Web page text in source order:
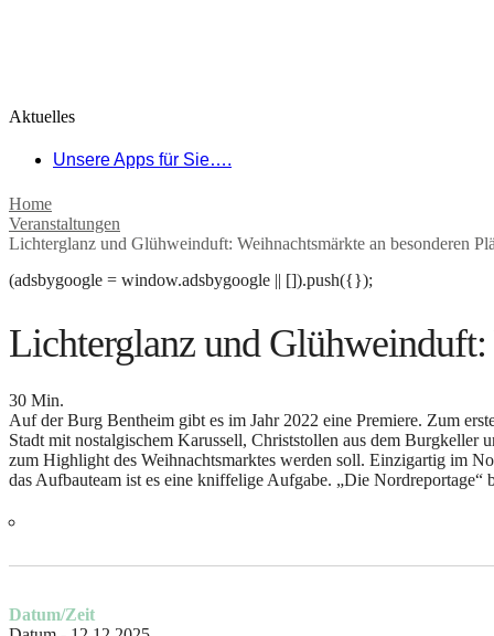
Aktuelles
Unsere Apps für Sie….
Home
Veranstaltungen
Lichterglanz und Glühweinduft: Weihnachtsmärkte an besonderen
(adsbygoogle = window.adsbygoogle || []).push({});
Lichterglanz und Glühweinduft:
30 Min.
Auf der Burg Bentheim gibt es im Jahr 2022 eine Premiere. Zum
Stadt mit nostalgischem Karussell, Christstollen aus dem
zum Highlight des Weihnachtsmarktes werden soll. Einzigartig im
das Aufbauteam ist es eine kniffelige Aufgabe. „Die
Datum/Zeit